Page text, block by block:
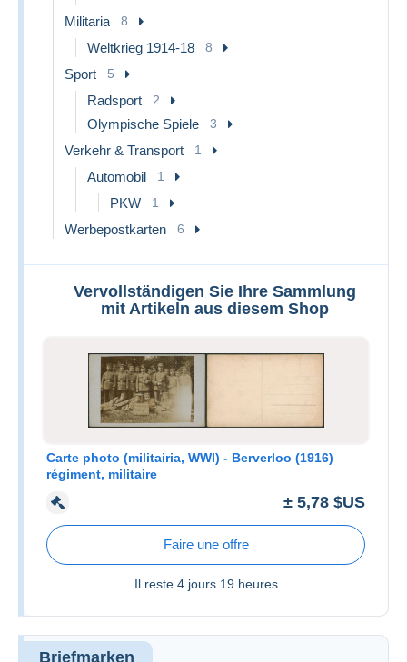
Militaria 8
Weltkrieg 1914-18 8
Sport 5
Radsport 2
Olympische Spiele 3
Verkehr & Transport 1
Automobil 1
PKW 1
Werbepostkarten 6
Vervollständigen Sie Ihre Sammlung
mit Artikeln aus diesem Shop
Carte photo (militairia, WWI) - Berverloo (1916)
régiment, militaire
± 5,78 $US
Faire une offre
Il reste 4 jours 19 heures
Briefmarken